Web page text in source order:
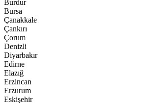
Burdur
Bursa
Çanakkale
Çankırı
Çorum
Denizli
Diyarbakır
Edirne
Elazığ
Erzincan
Erzurum
Eskişehir